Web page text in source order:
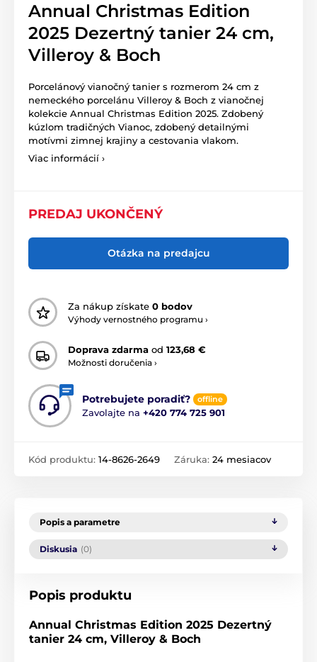
Annual Christmas Edition
2025 Dezertný tanier 24 cm,
Villeroy & Boch
Porcelánový vianočný tanier s rozmerom 24 cm z
nemeckého porcelánu Villeroy & Boch z vianočnej
kolekcie Annual Christmas Edition 2025. Zdobený
kúzlom tradičných Vianoc, zdobený detailnými
motívmi zimnej krajiny a cestovania vlakom.
Viac informácií ›
PREDAJ UKONČENÝ
Otázka na predajcu
Za nákup získate 0 bodov
Výhody vernostného programu ›
Doprava zdarma od 123,68 €
Možnosti doručenia ›
Potrebujete poradiť? offline
Zavolajte na +420 774 725 901
Kód produktu: 14-8626-2649 Záruka: 24 mesiacov
Popis a parametre
Diskusia (0)
Popis produktu
Annual Christmas Edition 2025 Dezertný
tanier 24 cm, Villeroy & Boch